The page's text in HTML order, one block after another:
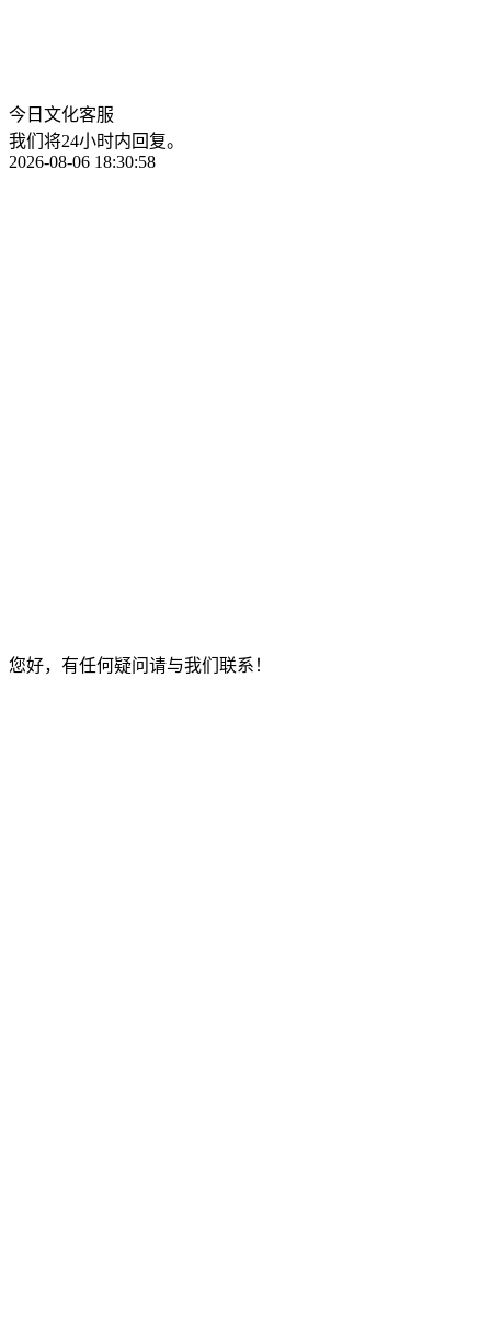
今日文化客服
我们将24小时内回复。
2026-08-06 18:30:58
您好，有任何疑问请与我们联系！